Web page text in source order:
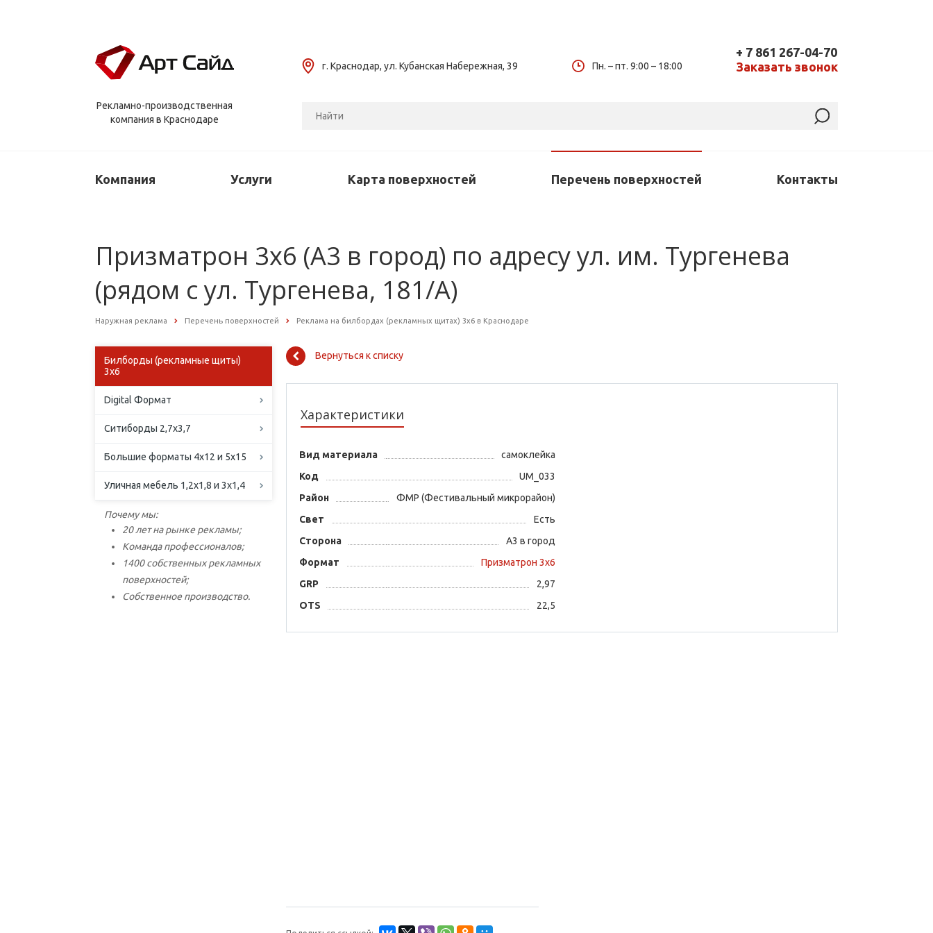
Рекламно-производственная
компания в Краснодаре
г. Краснодар, ул. Кубанская Набережная, 39 Пн. – пт. 9:00 – 18:00
+ 7 861 267-04-70
Заказать звонок
Компания Услуги Карта поверхностей Перечень поверхностей Контакты
Призматрон 3х6 (А3 в город) по адресу ул. им. Тургенева
(рядом с ул. Тургенева, 181/А)
Наружная реклама Перечень поверхностей Реклама на билбордах (рекламных щитах) 3х6 в Краснодаре
Билборды (рекламные щиты)
3х6
Digital Формат
Ситиборды 2,7х3,7
Большие форматы 4х12 и 5х15
Уличная мебель 1,2х1,8 и 3х1,4
Почему мы:
20 лет на рынке рекламы;
Команда профессионалов;
1400 собственных рекламных
поверхностей;
Собственное производство.
Вернуться к списку
Характеристики
Вид материала
самоклейка
Код
UM_033
Район
ФМР (Фестивальный микрорайон)
Свет
Есть
Сторона
А3 в город
Формат
Призматрон 3х6
GRP
2,97
OTS
22,5